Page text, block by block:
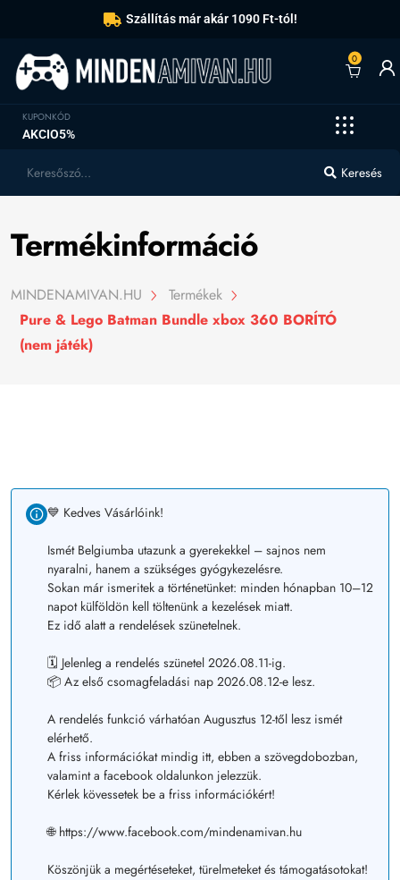
Szállítás már akár 1090 Ft-tól!
0
KUPONKÓD
AKCIO5%
Keresés
Termékinformáció
MINDENAMIVAN.HU
Termékek
Pure & Lego Batman Bundle xbox 360 BORÍTÓ
(nem játék)
💙 Kedves Vásárlóink!
Ismét Belgiumba utazunk a gyerekekkel – sajnos nem
nyaralni, hanem a szükséges gyógykezelésre.
Sokan már ismeritek a történetünket: minden hónapban 10–12
napot külföldön kell töltenünk a kezelések miatt.
Ez idő alatt a rendelések szünetelnek.
🗓️ Jelenleg a rendelés szünetel 2026.08.11-ig.
📦 Az első csomagfeladási nap 2026.08.12-e lesz.
A rendelés funkció várhatóan Augusztus 12-től lesz ismét
elérhető.
A friss információkat mindig itt, ebben a szövegdobozban,
valamint a facebook oldalunkon jelezzük.
Kérlek kövessetek be a friss információkért!
🌐 https://www.facebook.com/mindenamivan.hu
Köszönjük a megértéseteket, türelmeteket és támogatásotokat!